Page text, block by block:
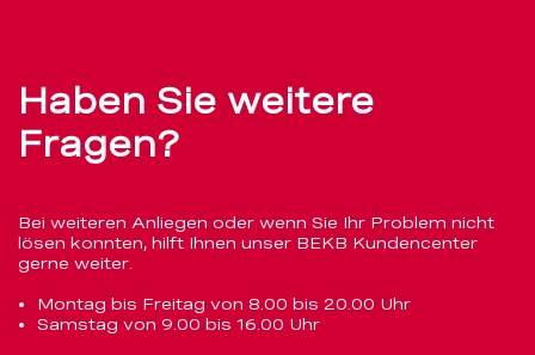
Haben Sie weitere
Fragen?
Bei weiteren Anliegen oder wenn Sie Ihr Problem nicht
lösen konnten, hilft Ihnen unser BEKB Kundencenter
gerne weiter.
Montag bis Freitag von 8.00 bis 20.00 Uhr
Samstag von 9.00 bis 16.00 Uhr